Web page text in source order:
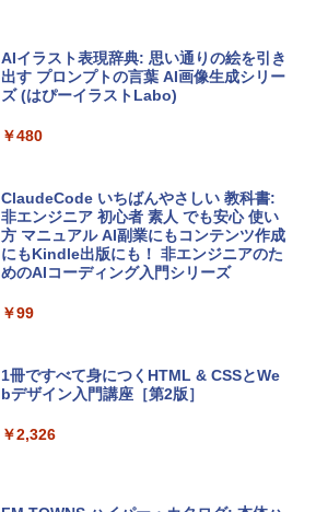
￥162,598
tomtoc 360°保護 15.6 16インチ パソコ
￥2,952
Apple 2026 MacBook Air M5チップ搭載
igence、13.6インチLiquid Retinaディ
ラ、Touch ID - ミッドナイト + 3年延長
AppleCare+ for 13インチMacBook Air
(M5)|ダウンロード版
￥347,600
【Amazon.co.jp限定】 HP ノートパソコ
Microsoft Office Home & Business 202
4(最新 永続版)|オンラインコード版|Wind
Robloxギフトカード - 2,000 Robux 【限
定バーチャルアイテムを含む】 【オンラ
インゲームコード】 ロブロックス | オン
ラインコード版
￥3,200
Robloxギフトカード - 1000 Robux 【限
定バーチャルアイテムを含む】 【オンラ
ラインコード版
AIイラスト表現辞典: 思い通りの絵を引き
出す プロンプトの言葉 AI画像生成シリー
ズ (はぴーイラストLabo)
￥480
ClaudeCode いちばんやさしい 教科書:
非エンジニア 初心者 素人 でも安心 使い
方 マニュアル AI副業にもコンテンツ作成
にもKindle出版にも！ 非エンジニアのた
めのAIコーディング入門シリーズ
￥99
1冊ですべて身につくHTML & CSSとWe
bデザイン入門講座［第2版］
￥2,326